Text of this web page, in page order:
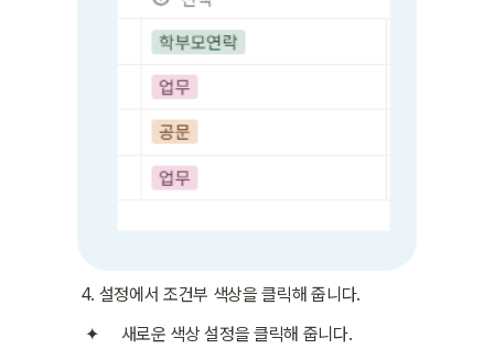
설정에서 조건부 색상을 클릭해 줍니다.
새로운 색상 설정을 클릭해 줍니다.